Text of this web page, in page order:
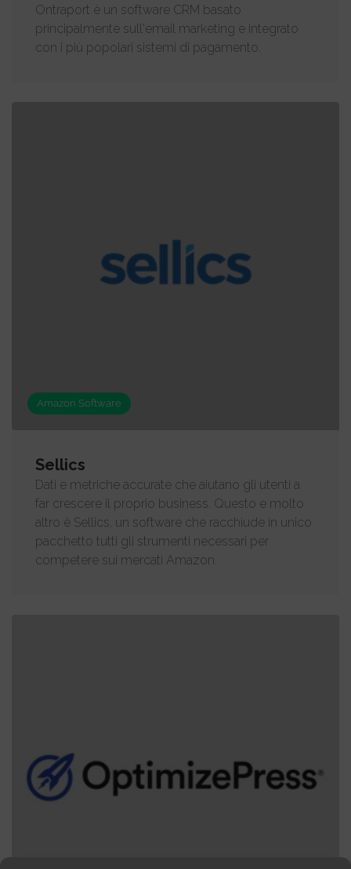
Ontraport è un software CRM basato
principalmente sull'email marketing e integrato
con i più popolari sistemi di pagamento.
Amazon Software
Sellics
Dati e metriche accurate che aiutano gli utenti a
far crescere il proprio business. Questo e molto
altro è Sellics, un software che racchiude in unico
pacchetto tutti gli strumenti necessari per
competere sui mercati Amazon.